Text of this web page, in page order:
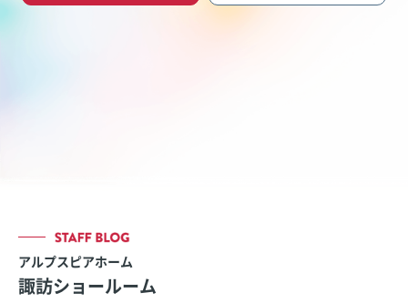
アルプスピアホーム
諏訪ショールーム